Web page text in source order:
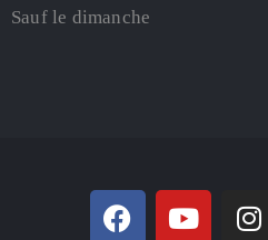
Sauf le dimanche